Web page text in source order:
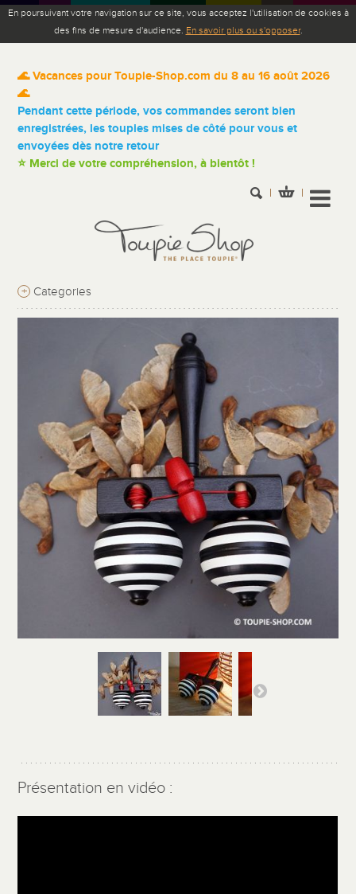
En poursuivant votre navigation sur ce site, vous acceptez l'utilisation de cookies à
des fins de mesure d'audience. En savoir plus ou s'opposer.
🌊 Vacances pour Toupie-Shop.com du 8 au 16 août 2026
🌊
Pendant cette période, vos commandes seront bien
enregistrées, les toupies mises de côté pour vous et
envoyées dès notre retour
⭐ Merci de votre compréhension, à bientôt !
+ Categories
Présentation en vidéo :